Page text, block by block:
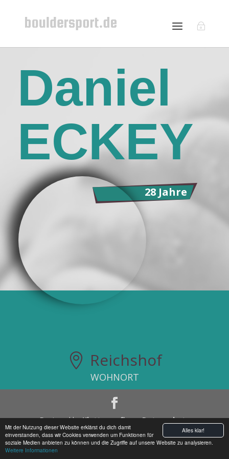
Alles klar!
Mit der Nutzung dieser Website erklärst du dich damit
einverstanden, dass wir Cookies verwenden um Funktionen für
soziale Medien anbieten zu können und die Zugriffe auf unsere Website zu analysieren.
Weitere Informationen
Daniel
ECKEY
28 Jahre
 Reichshof
WOHNORT
5
4
Designed byKlettermafia
Datenschutz
Impressum